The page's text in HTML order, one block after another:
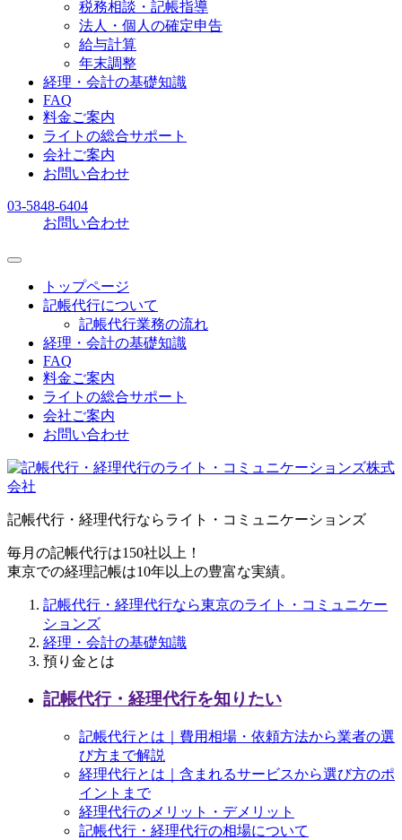
税務相談・記帳指導
法人・個人の確定申告
給与計算
年末調整
経理・会計の基礎知識
FAQ
料金ご案内
ライトの総合サポート
会社ご案内
お問い合わせ
03-5848-6404
お問い合わせ
トップページ
記帳代行について
記帳代行業務の流れ
経理・会計の基礎知識
FAQ
料金ご案内
ライトの総合サポート
会社ご案内
お問い合わせ
記帳代行・経理代行ならライト・コミュニケーションズ
毎月の記帳代行は150社以上！
東京での経理記帳は10年以上の豊富な実績。
記帳代行・経理代行なら東京のライト・コミュニケー
ションズ
経理・会計の基礎知識
預り金とは
記帳代行・経理代行を知りたい
記帳代行とは｜費用相場・依頼方法から業者の選
び方まで解説
経理代行とは｜含まれるサービスから選び方のポ
イントまで
経理代行のメリット・デメリット
記帳代行・経理代行の相場について